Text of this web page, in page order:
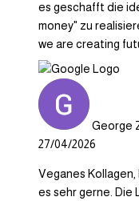
es geschafft die
money" zu
we are creating
George
27/04/2026
Veganes
es sehr gerne. Die